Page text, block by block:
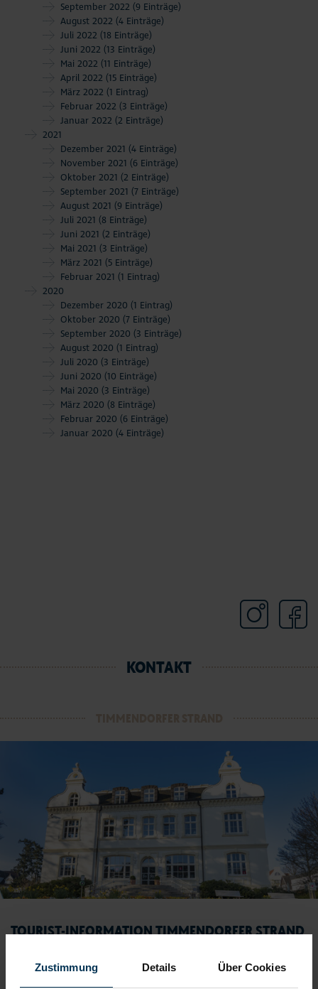
Zustimmung Details Über Cookies
September 2022 (9 Einträge)
August 2022 (4 Einträge)
Juli 2022 (18 Einträge)
Juni 2022 (13 Einträge)
Mai 2022 (11 Einträge)
April 2022 (15 Einträge)
März 2022 (1 Eintrag)
Februar 2022 (3 Einträge)
Januar 2022 (2 Einträge)
2021
Dezember 2021 (4 Einträge)
November 2021 (6 Einträge)
Oktober 2021 (2 Einträge)
September 2021 (7 Einträge)
August 2021 (9 Einträge)
Juli 2021 (8 Einträge)
Juni 2021 (2 Einträge)
Mai 2021 (3 Einträge)
März 2021 (5 Einträge)
Februar 2021 (1 Eintrag)
2020
Dezember 2020 (1 Eintrag)
Oktober 2020 (7 Einträge)
September 2020 (3 Einträge)
August 2020 (1 Eintrag)
Juli 2020 (3 Einträge)
Juni 2020 (10 Einträge)
Mai 2020 (3 Einträge)
März 2020 (8 Einträge)
Februar 2020 (6 Einträge)
Januar 2020 (4 Einträge)
KONTAKT
TOURIST-INFORMATION TIMMENDORFER STRAND
23669 Timmendorfer Strand